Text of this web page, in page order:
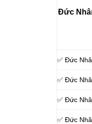
Đức
✅ Đức
✅ Đức
✅ Đức
✅ Đức